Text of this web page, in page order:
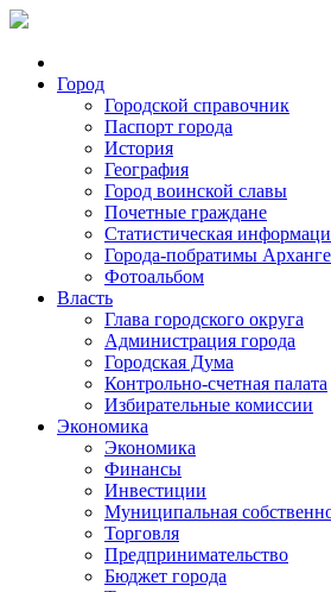
Город
Городской справочник
Паспорт города
История
География
Город воинской славы
Почетные граждане
Статистическая
Города-побратимы
Фотоальбом
Власть
Глава городского округа
Администрация города
Городская Дума
Контрольно-счетная палата
Избирательные комиссии
Экономика
Экономика
Финансы
Инвестиции
Муниципальная
Торговля
Предпринимательство
Бюджет города